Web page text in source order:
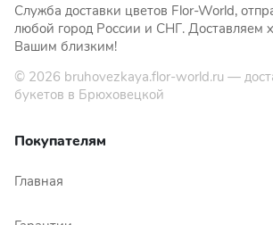
Служба доставки цветов Flor-World,
любой город России и СНГ. Доставляем
Вашим близким!
© 2026 bruhovezkaya.flor-world.ru —
букетов в Брюховецкой
Покупателям
Главная